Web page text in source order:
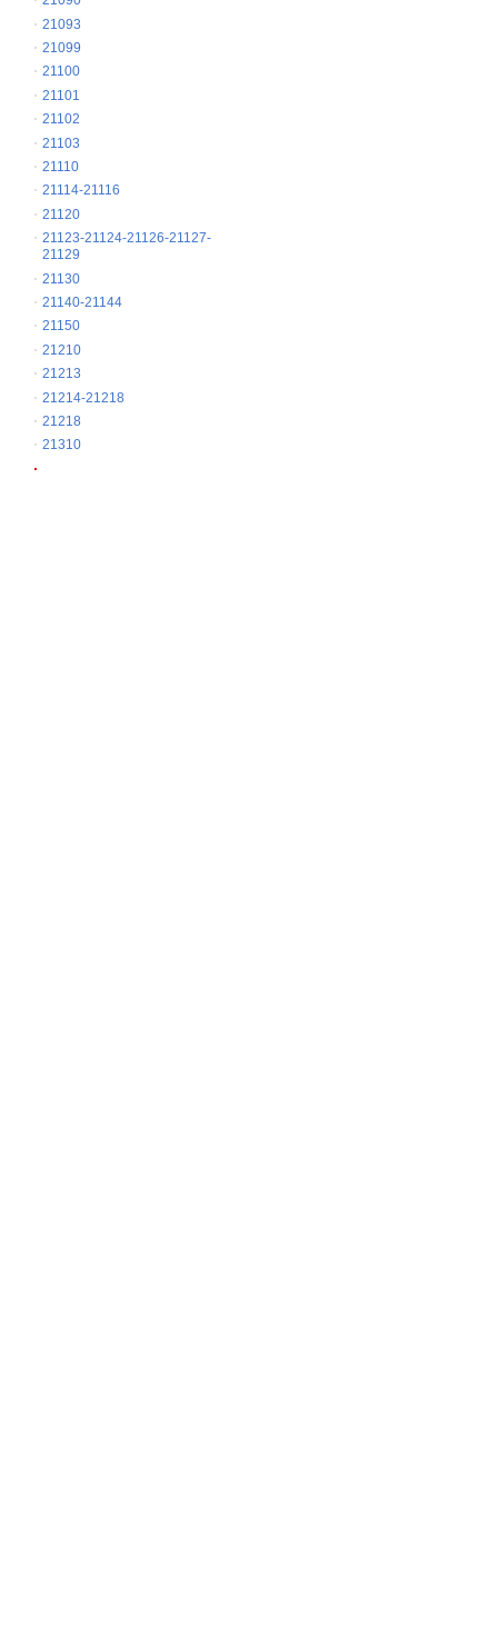
21093
21099
21100
21101
21102
21103
21110
21114-21116
21120
21123-21124-21126-21127-
21129
21130
21140-21144
21150
21210
21213
21214-21218
21218
21310